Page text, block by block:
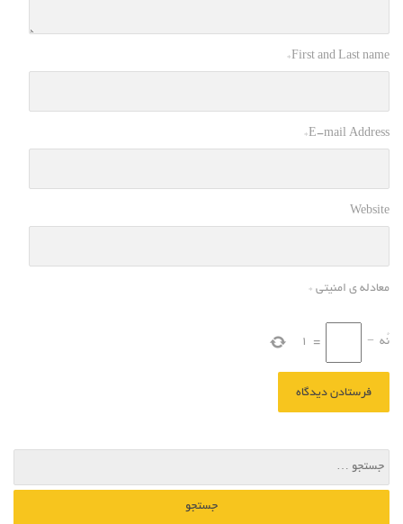
First and Last name
*
E-mail Address
*
Website
معادله ی امنیتی *
نُه −
=
1